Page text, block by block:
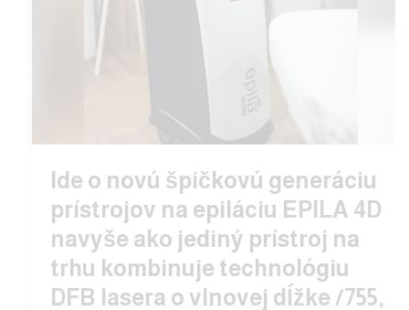
Ide o novú špičkovú generáciu
prístrojov na epiláciu EPILA 4D
navyše ako jediný prístroj na
trhu kombinuje technológiu
DFB lasera o vlnovej dĺžke /755,